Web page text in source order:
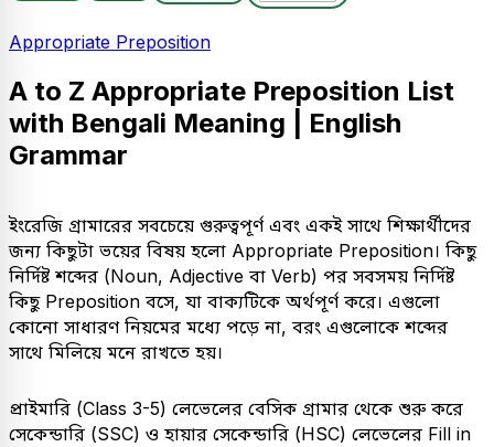
Appropriate Preposition
​A to Z Appropriate Preposition List
with Bengali Meaning | English
Grammar
​ইংরেজি গ্রামারের সবচেয়ে গুরুত্বপূর্ণ এবং একই সাথে শিক্ষার্থীদের
জন্য কিছুটা ভয়ের বিষয় হলো Appropriate Preposition। কিছু
নির্দিষ্ট শব্দের (Noun, Adjective বা Verb) পর সবসময় নির্দিষ্ট
কিছু Preposition বসে, যা বাক্যটিকে অর্থপূর্ণ করে। এগুলো
কোনো সাধারণ নিয়মের মধ্যে পড়ে না, বরং এগুলোকে শব্দের
সাথে মিলিয়ে মনে রাখতে হয়।
​প্রাইমারি (Class 3-5) লেভেলের বেসিক গ্রামার থেকে শুরু করে
সেকেন্ডারি (SSC) ও হায়ার সেকেন্ডারি (HSC) লেভেলের Fill in